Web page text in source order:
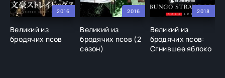
2016
Великий из
бродячих псов
2016
Великий из
бродячих псов (2
сезон)
2018
Великий из
бродячих псов:
Сгнившее яблоко